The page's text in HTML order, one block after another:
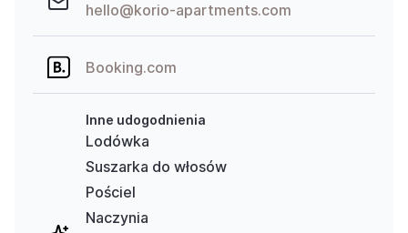
hello@korio-apartments.com
Booking.com
Inne udogodnienia
Lodówka
Suszarka do włosów
Pościel
Naczynia